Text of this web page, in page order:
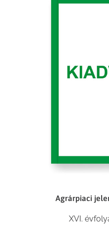
Agrárpiaci
XVI.